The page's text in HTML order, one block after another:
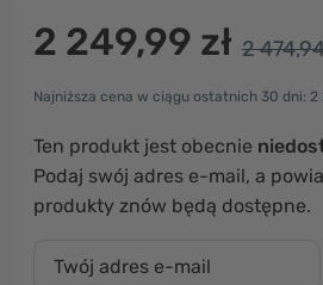
2 249,99 zł 2
Najniższa cena w ciągu ostatnich 30 dni: 2
Ten produkt jest obecnie
Podaj swój adres e-mail, a
produkty znów będą dostępne.